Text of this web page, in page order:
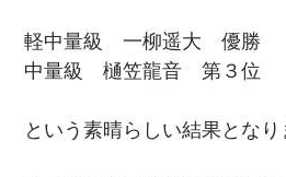
軽中量級　一柳遥大　優勝
中量級　樋笠龍音　第３位
という素晴らしい結果となり